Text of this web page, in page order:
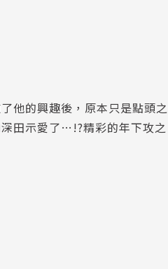
他的興趣後，原本只是點頭之
田示愛了…!?精彩的年下攻之